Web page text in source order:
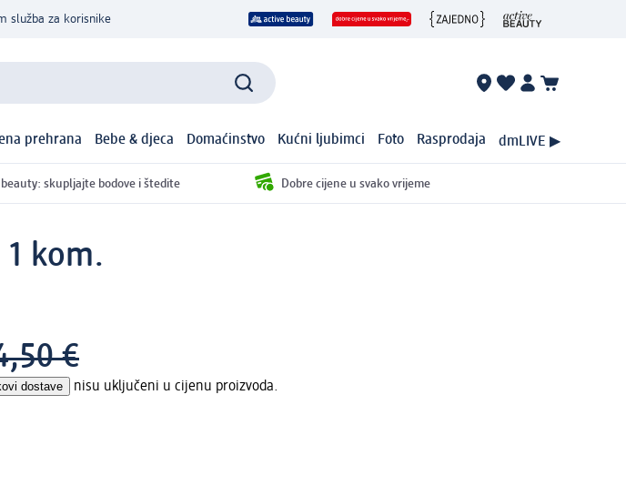
služba za korisnike
prehrana Bebe & djeca Domaćinstvo Kućni ljubimci Foto Rasprodaja dmLIVE ▶
skupljajte bodove i štedite Dobre cijene u svako vrijeme
kom.
€
dostave nisu uključeni u cijenu proizvoda.